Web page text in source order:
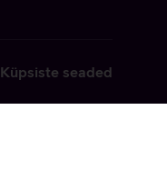
Küpsiste seaded